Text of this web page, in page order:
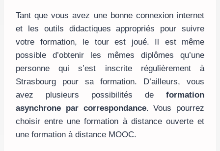
Tant que vous avez une bonne connexion internet
et les outils didactiques appropriés pour suivre
votre formation, le tour est joué. Il est même
possible d’obtenir les mêmes diplômes qu’une
personne qui s’est inscrite régulièrement à
Strasbourg pour sa formation. D’ailleurs, vous
avez plusieurs possibilités de formation
asynchrone par correspondance. Vous pourrez
choisir entre une formation à distance ouverte et
une formation à distance MOOC.